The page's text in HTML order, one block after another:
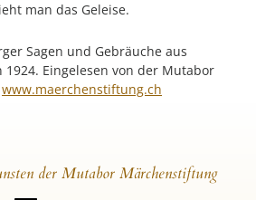
man das Geleise.
1924. Eingelesen von der Mutabor
www.maerchenstiftung.ch
der Mutabor Märchenstiftung